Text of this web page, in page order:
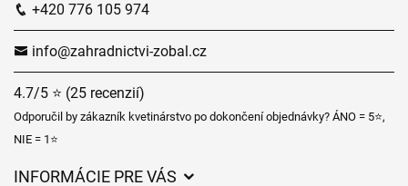
+420 776 105 974
info@zahradnictvi-zobal.cz
4.7/5 ⭐ (25 recenzií)
Odporučil by zákazník kvetinárstvo po dokončení objednávky? ÁNO = 5⭐,
NIE = 1⭐
INFORMÁCIE PRE VÁS